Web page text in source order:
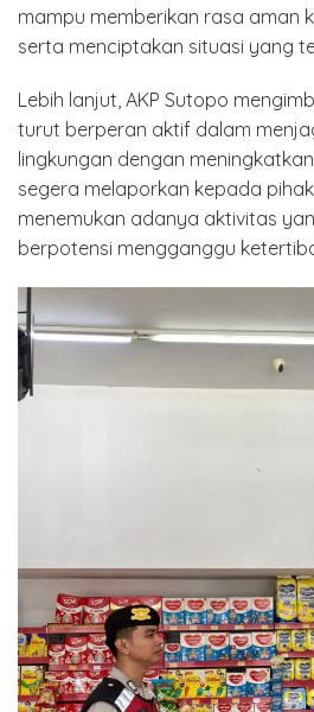
mampu memberikan rasa aman
serta menciptakan situasi yang
Lebih lanjut, AKP Sutopo
turut berperan aktif dalam
lingkungan dengan
segera melaporkan kepada
menemukan adanya aktivitas
berpotensi mengganggu